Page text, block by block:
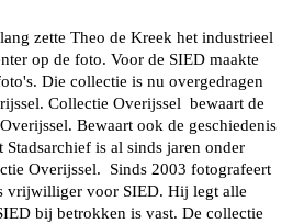
zette Theo de Kreek het industrieel
op de foto. Voor de SIED maakte
Die collectie is nu overgedragen
Collectie Overijssel bewaart de
Bewaart ook de geschiedenis
is al sinds jaren onder
Overijssel. Sinds 2003 fotografeert
vrijwilliger voor SIED. Hij legt alle
bij betrokken is vast. De collectie